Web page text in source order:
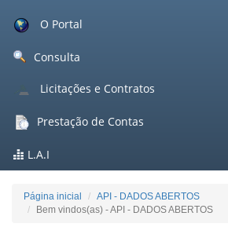
O Portal
Consulta
Licitações e Contratos
Prestação de Contas
L.A.I
Página inicial
API - DADOS ABERTOS
Bem vindos(as) - API - DADOS ABERTOS